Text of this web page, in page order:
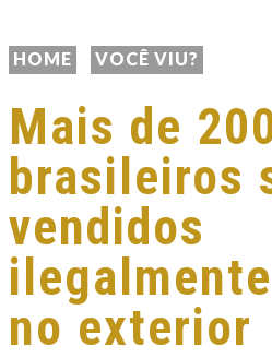
HOME VOCÊ VIU?
Mais de
brasileiros
vendidos
no exterior